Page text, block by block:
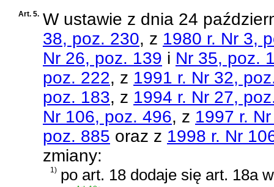
Art. 5. W ustawie z dnia 24
38, poz. 230, z 1980 r. Nr 3,
Nr 26, poz. 139 i Nr 35, poz.
poz. 222, z 1991 r. Nr 32,
poz. 183, z 1994 r. Nr 27,
Nr 106, poz. 496, z 1997 r.
poz. 885 oraz z 1998 r. Nr
zmiany:
1) po art. 18 dodaje się art. 18a